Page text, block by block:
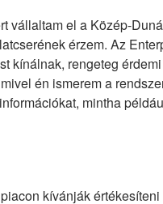
vállaltam el a Közép-
érzem. Az
kínálnak, rengeteg érdemi
én ismerem a
mintha
kívánják értékesíteni